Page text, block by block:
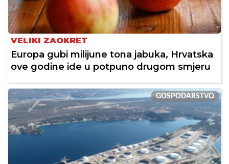
VELIKI ZAOKRET
Europa gubi milijune tona jabuka, Hrvatska
ove godine ide u potpuno drugom smjeru
GOSPODARSTVO